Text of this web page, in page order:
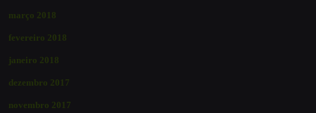
março 2018
fevereiro 2018
janeiro 2018
dezembro 2017
novembro 2017